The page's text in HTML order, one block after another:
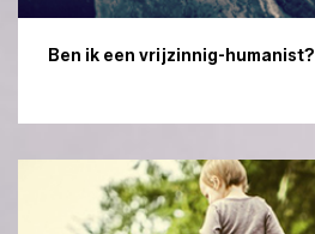
Ben ik een vrijzinnig-humanist?